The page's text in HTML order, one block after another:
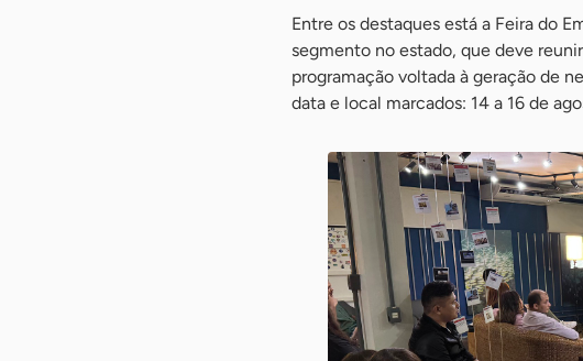
Entre os destaques está a Feira do
segmento no estado, que deve
programação voltada à geração de
data e local marcados: 14 a 16 de